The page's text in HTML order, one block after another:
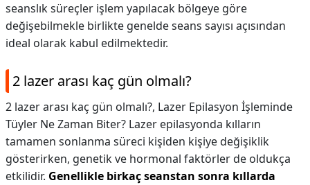
seanslık süreçler işlem yapılacak bölgeye göre
değişebilmekle birlikte genelde seans sayısı açısından
ideal olarak kabul edilmektedir.
2 lazer arası kaç gün olmalı?
2 lazer arası kaç gün olmalı?, Lazer Epilasyon İşleminde
Tüyler Ne Zaman Biter? Lazer epilasyonda kılların
tamamen sonlanma süreci kişiden kişiye değişiklik
gösterirken, genetik ve hormonal faktörler de oldukça
etkilidir. Genellikle birkaç seanstan sonra kıllarda